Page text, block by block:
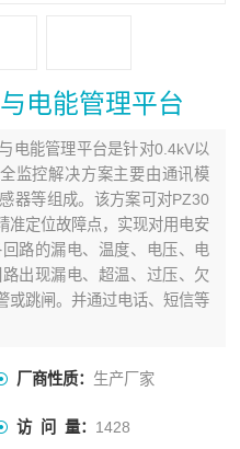
电能管理平台
电能管理平台是针对0.4kV以
监控解决方案主要由通讯模
器等组成。该方案可对PZ30
准定位故障点，实现对用电安
路的漏电、温度、电压、电
出现漏电、超温、过压、欠
或跳闸。并通过电话、短信等
厂商性质： 生产厂家
访 问 量： 1428